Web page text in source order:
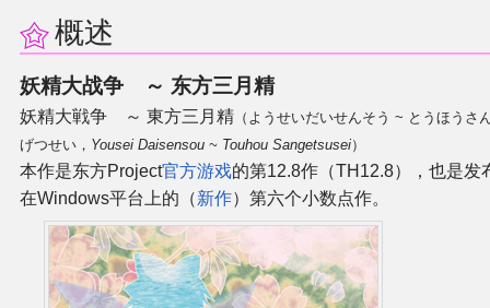
概述
妖精大战争 ～ 东方三月精
妖精大戦争 ～ 東方三月精 （ようせいだいせんそう ~ とうほうさ
げつせい， Yousei Daisensou ~ Touhou Sangetsusei）
本作是东方Project官方游戏的第12.8作（TH12.8），也是发
在Windows平台上的（新作）第六个小数点作。
展会及活动导航
展会作品列表
商业二次创作
同人二次创作
同人社团列表